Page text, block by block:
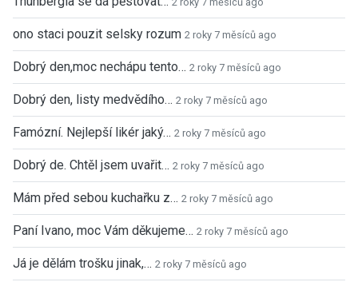
ono staci pouzit selsky rozum 2 roky 7 měsíců ago
Dobrý den,moc nechápu tento… 2 roky 7 měsíců ago
Dobrý den, listy medvědího… 2 roky 7 měsíců ago
Famózní. Nejlepší likér jaký… 2 roky 7 měsíců ago
Dobrý de. Chtěl jsem uvařit… 2 roky 7 měsíců ago
Mám před sebou kuchařku z… 2 roky 7 měsíců ago
Paní Ivano, moc Vám děkujeme… 2 roky 7 měsíců ago
Já je dělám trošku jinak,… 2 roky 7 měsíců ago